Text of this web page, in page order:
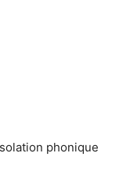
phonique